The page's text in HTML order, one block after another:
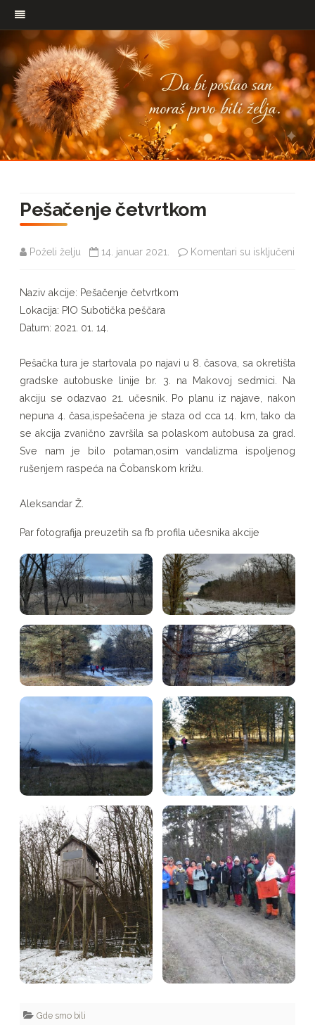
sadržaj
Pešačenje četvrtkom
Poželi želju 14. januar 2021. Komentari su isključeni
Naziv akcije: Pešačenje četvrtkom
Lokacija: PIO Subotička peščara
Datum: 2021. 01. 14.
Pešačka tura je startovala po najavi u 8. časova, sa okretišta
gradske autobuske linije br. 3. na Makovoj sedmici. Na
akciju se odazvao 21. učesnik. Po planu iz najave, nakon
nepuna 4. časa,ispešačena je staza od cca 14. km, tako da
se akcija zvanično završila sa polaskom autobusa za grad.
Sve nam je bilo potaman,osim vandalizma ispoljenog
rušenjem raspeća na Čobanskom križu.
Aleksandar Ž.
Par fotografija preuzetih sa fb profila učesnika akcije
Gde smo bili